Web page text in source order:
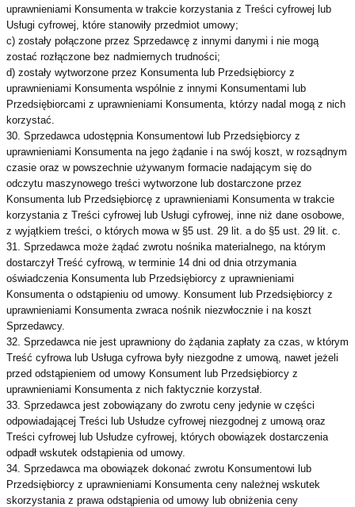
uprawnieniami Konsumenta w trakcie korzystania z Treści cyfrowej lub
Usługi cyfrowej, które stanowiły przedmiot umowy;
c) zostały połączone przez Sprzedawcę z innymi danymi i nie mogą
zostać rozłączone bez nadmiernych trudności;
d) zostały wytworzone przez Konsumenta lub Przedsiębiorcy z
uprawnieniami Konsumenta wspólnie z innymi Konsumentami lub
Przedsiębiorcami z uprawnieniami Konsumenta, którzy nadal mogą z nich
korzystać.
30. Sprzedawca udostępnia Konsumentowi lub Przedsiębiorcy z
uprawnieniami Konsumenta na jego żądanie i na swój koszt, w rozsądnym
czasie oraz w powszechnie używanym formacie nadającym się do
odczytu maszynowego treści wytworzone lub dostarczone przez
Konsumenta lub Przedsiębiorcę z uprawnieniami Konsumenta w trakcie
korzystania z Treści cyfrowej lub Usługi cyfrowej, inne niż dane osobowe,
z wyjątkiem treści, o których mowa w §5 ust. 29 lit. a do §5 ust. 29 lit. c.
31. Sprzedawca może żądać zwrotu nośnika materialnego, na którym
dostarczył Treść cyfrową, w terminie 14 dni od dnia otrzymania
oświadczenia Konsumenta lub Przedsiębiorcy z uprawnieniami
Konsumenta o odstąpieniu od umowy. Konsument lub Przedsiębiorcy z
uprawnieniami Konsumenta zwraca nośnik niezwłocznie i na koszt
Sprzedawcy.
32. Sprzedawca nie jest uprawniony do żądania zapłaty za czas, w którym
Treść cyfrowa lub Usługa cyfrowa były niezgodne z umową, nawet jeżeli
przed odstąpieniem od umowy Konsument lub Przedsiębiorcy z
uprawnieniami Konsumenta z nich faktycznie korzystał.
33. Sprzedawca jest zobowiązany do zwrotu ceny jedynie w części
odpowiadającej Treści lub Usłudze cyfrowej niezgodnej z umową oraz
Treści cyfrowej lub Usłudze cyfrowej, których obowiązek dostarczenia
odpadł wskutek odstąpienia od umowy.
34. Sprzedawca ma obowiązek dokonać zwrotu Konsumentowi lub
Przedsiębiorcy z uprawnieniami Konsumenta ceny należnej wskutek
skorzystania z prawa odstąpienia od umowy lub obniżenia ceny